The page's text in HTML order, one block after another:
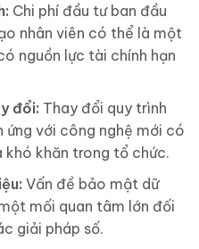
Chi phí đầu tư ban đầu
nhân viên có thể là một
nguồn lực tài chính hạn
đổi: Thay đổi quy trình
ứng với công nghệ mới có
khó khăn trong tổ chức.
Vấn đề bảo mật dữ
mối quan tâm lớn đối
giải pháp số.